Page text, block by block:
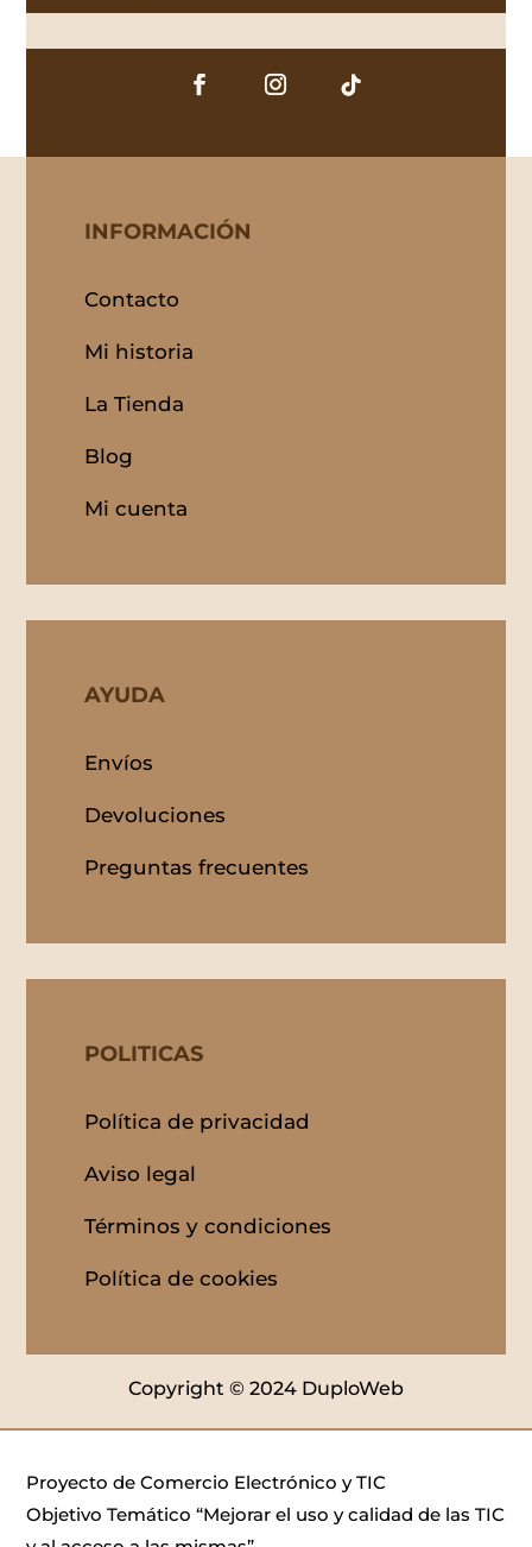
INFORMACIÓN
Contacto
Mi historia
La Tienda
Blog
Mi cuenta
AYUDA
Envíos
Devoluciones
Preguntas frecuentes
POLITICAS
Política de privacidad
Aviso legal
Términos y condiciones
Política de cookies
Copyright © 2024 DuploWeb
Proyecto de Comercio Electrónico y TIC
Objetivo Temático “Mejorar el uso y calidad de las TIC